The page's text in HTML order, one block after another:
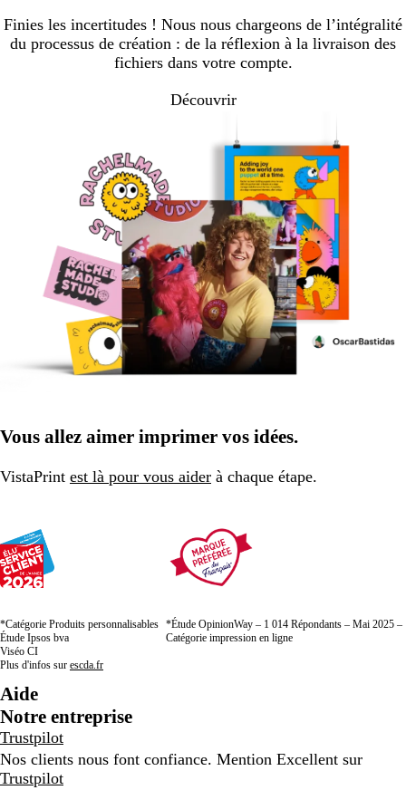
Finies les incertitudes ! Nous nous chargeons de l’intégralité
du processus de création : de la réflexion à la livraison des
fichiers dans votre compte.
Découvrir
Vous allez aimer imprimer vos idées.
VistaPrint est là pour vous aider à chaque étape.
*Catégorie Produits personnalisables
Étude Ipsos bva
Viséo CI
Plus d'infos sur escda.fr
*Étude OpinionWay – 1 014 Répondants – Mai 2025 –
Catégorie impression en ligne
Aide
Notre entreprise
Trustpilot
Nos clients nous font confiance. Mention Excellent sur
Trustpilot